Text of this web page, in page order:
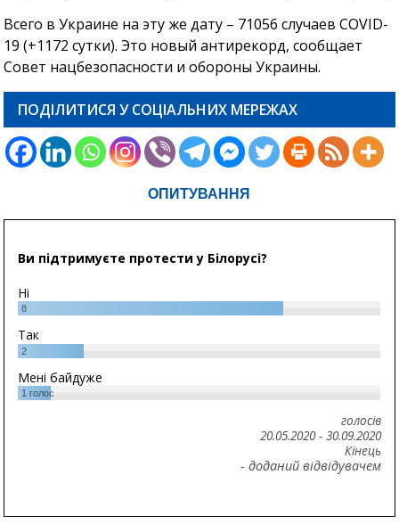
Всего в Украине на эту же дату – 71056 случаев COVID-
19 (+1172 сутки). Это новый антирекорд, сообщает
Совет нацбезопасности и обороны Украины.
ПОДІЛИТИСЯ У СОЦІАЛЬНИХ МЕРЕЖАХ
ОПИТУВАННЯ
Ви підтримуєте протести у Білорусі?
Ні
8
Так
2
Мені байдуже
1 голос
голосів
20.05.2020- 30.09.2020
Кінець
- доданий відвідувачем